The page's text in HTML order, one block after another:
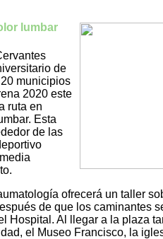
lumbar
de
municipios
2020 este
ruta en
Esta
de las
ofrecerá un taller
de que los caminantes
Hospital. Al llegar a la plaza
el Museo Francisco, la